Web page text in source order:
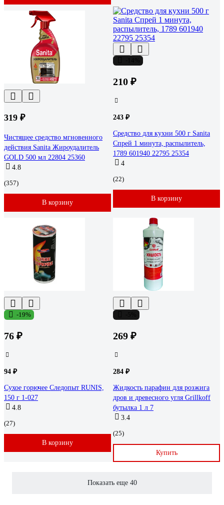
319 ₽
Чистящее средство мгновенного
действия Sanita Жироудалитель
GOLD 500 мл 22804 25360
4.8
(357)
В корзину
210 ₽
243 ₽
Средство для кухни 500 г Sanita
Спрей 1 минута, распылитель,
1789 601940 22795 25354
4
(22)
В корзину
-19%
76 ₽
94 ₽
Сухое горючее Следопыт RUNIS,
150 г 1-027
4.8
(27)
В корзину
269 ₽
284 ₽
Жидкость парафин для розжига
дров и древесного угля Grillkoff
бутылка 1 л 7
3.4
(25)
Купить
Показать еще 40